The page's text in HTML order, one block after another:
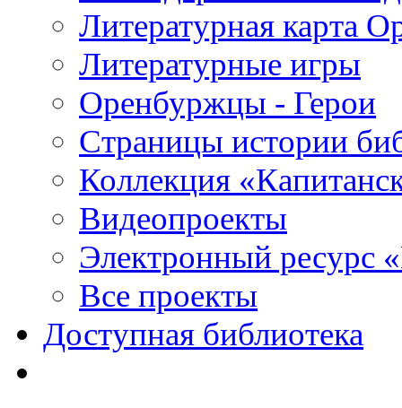
Литературная карта
Литературные игры
Оренбуржцы - Герои
Страницы истории
Коллекция
Видеопроекты
Электронный ресурс
Все проекты
Доступная библиотека